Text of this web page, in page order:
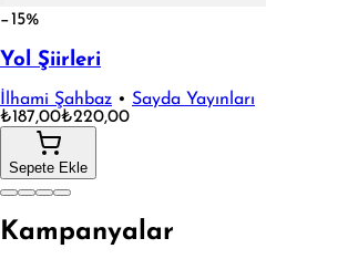
−15%
Yol Şiirleri
İlhami Şahbaz • Sayda Yayınları
₺187,00₺220,00
Sepete Ekle
Kampanyalar